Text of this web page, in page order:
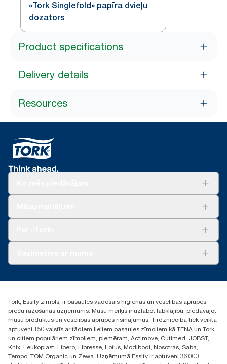
«Tork Singlefold» papīra dvieļu
dozators
Product specifications
Delivery details
Resources
+371 29141799
Atrast izplatītāju
Ulbrokas street 19A
Riga, Latvija
LV-1028
Tork, Essity zīmols, ir pasaules vadošais higiēnas un veselības aprūpes
preču ražošanas uzņēmums. Mūsu mērķis ir uzlabot labklājību, piedāvājot
mūsu produktus un veselības aprūpes risinājumus. Tirdzniecība tiek veikta
aptuveni 150 valstīs ar tādiem lieliem pasaules zīmoliem kā TENA un Tork,
un citiem populāriem zīmoliem, piemēram, Actimove, Cutimed, JOBST,
Knix, Leukoplast, Libero, Libresse, Lotus, Modibodi, Nosotras, Saba,
Tempo, TOM Organic un Zewa. Uzņēmumā Essity ir aptuveni 36 000